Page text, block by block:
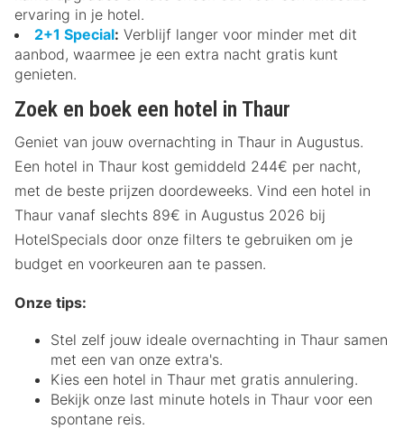
ervaring in je hotel.
2+1 Special: Verblijf langer voor minder met dit
aanbod, waarmee je een extra nacht gratis kunt
genieten.
Zoek en boek een hotel in Thaur
Geniet van jouw overnachting in Thaur in Augustus.
Een hotel in Thaur kost gemiddeld 244€ per nacht,
met de beste prijzen doordeweeks. Vind een hotel in
Thaur vanaf slechts 89€ in Augustus 2026 bij
HotelSpecials door onze filters te gebruiken om je
budget en voorkeuren aan te passen.
Onze tips:
Stel zelf jouw ideale overnachting in Thaur samen
met een van onze extra's.
Kies een hotel in Thaur met gratis annulering.
Bekijk onze last minute hotels in Thaur voor een
spontane reis.